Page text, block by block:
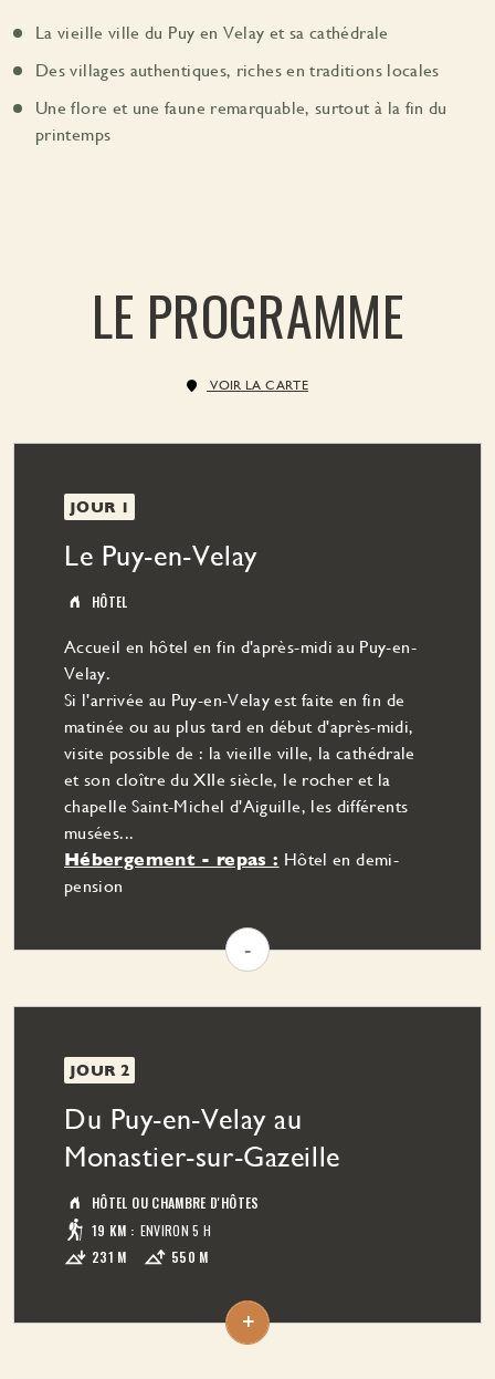
La vieille ville du Puy en Velay et sa cathédrale
Des villages authentiques, riches en traditions locales
Une flore et une faune remarquable, surtout à la fin du
printemps
LE PROGRAMME
VOIR LA CARTE
-
JOUR 1
Le Puy-en-Velay
HÔTEL
Accueil en hôtel en fin d'après-midi au Puy-en-
Velay.
Si l'arrivée au Puy-en-Velay est faite en fin de
matinée ou au plus tard en début d'après-midi,
visite possible de : la vieille ville, la cathédrale
et son cloître du XIIe siècle, le rocher et la
chapelle Saint-Michel d'Aiguille, les différents
musées...
Hébergement - repas : Hôtel en demi-
pension
+
JOUR 2
Du Puy-en-Velay au
Monastier-sur-Gazeille
HÔTEL OU CHAMBRE D'HÔTES
19 KM : ENVIRON 5 H
231 M
550 M
Saint-Jean-François-Régis. Au sortir de la ville,
le sentier grimpe sur le plateau offrant des vues